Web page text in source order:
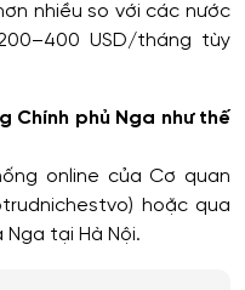
nhiều so với các nước
USD/tháng tùy
Chính phủ Nga như thế
online của Cơ quan
hoặc qua
Nga tại Hà Nội.